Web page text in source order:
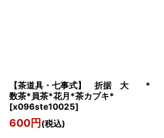
【茶道具・七事式】 折据 大 *
数茶*員茶*花月*茶カブキ*
[x096ste10025]
600円 (税込)